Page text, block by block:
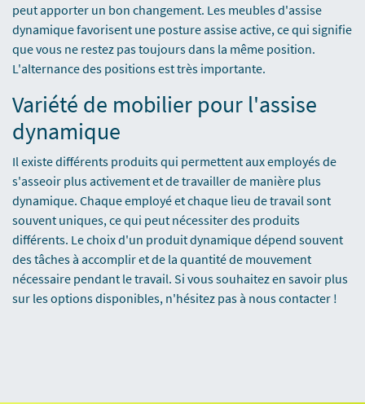
peut apporter un bon changement. Les meubles d'assise
dynamique favorisent une posture assise active, ce qui signifie
que vous ne restez pas toujours dans la même position.
L'alternance des positions est très importante.
Variété de mobilier pour l'assise
dynamique
Il existe différents produits qui permettent aux employés de
s'asseoir plus activement et de travailler de manière plus
dynamique. Chaque employé et chaque lieu de travail sont
souvent uniques, ce qui peut nécessiter des produits
différents. Le choix d'un produit dynamique dépend souvent
des tâches à accomplir et de la quantité de mouvement
nécessaire pendant le travail. Si vous souhaitez en savoir plus
sur les options disponibles, n'hésitez pas à nous contacter !